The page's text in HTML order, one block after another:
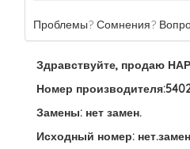
Проблемы? Сомнения?
Здравствуйте, продаю
Номер производителя:5402-
Замены: нет замен.
Исходный номер: